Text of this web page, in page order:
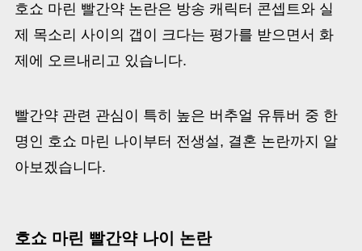
호쇼 마린 빨간약 논란은 방송 캐릭터 콘셉트와 실
제 목소리 사이의 갭이 크다는 평가를 받으면서 화
제에 오르내리고 있습니다.
빨간약 관련 관심이 특히 높은 버추얼 유튜버 중 한
명인 호쇼 마린 나이부터 전생설, 결혼 논란까지 알
아보겠습니다.
호쇼 마린 빨간약 나이 논란